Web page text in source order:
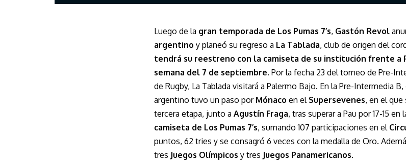
Luego de la gran temporada de Los Pumas 7’s, Gastón Revol
argentino y planeó su regreso a La Tablada, club de origen del
tendrá su reestreno con la camiseta de su institución frente a
semana del 7 de septiembre. Por la fecha 23 del torneo de Pre-
de Rugby, La Tablada visitará a Palermo Bajo. En la Pre-Intermedia
argentino tuvo un paso por Mónaco en el Supersevenes, en el que
tercera etapa, junto a Agustín Fraga, tras superar a Pau por 17-15
camiseta de Los Pumas 7’s, sumando 107 participaciones en el
puntos, 62 tries y se consagró 6 veces con la medalla de Oro.
tres Juegos Olímpicos y tres Juegos Panamericanos.